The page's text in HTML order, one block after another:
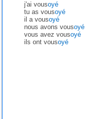
j'ai vousoyé
tu as vousoyé
il a vousoyé
nous avons vousoyé
vous avez vousoyé
ils ont vousoyé